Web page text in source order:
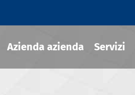
Azienda azienda Servizi